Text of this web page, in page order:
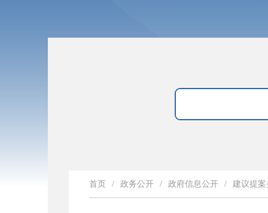
首页 / 政务公开 / 政府信息公开 / 建议提案